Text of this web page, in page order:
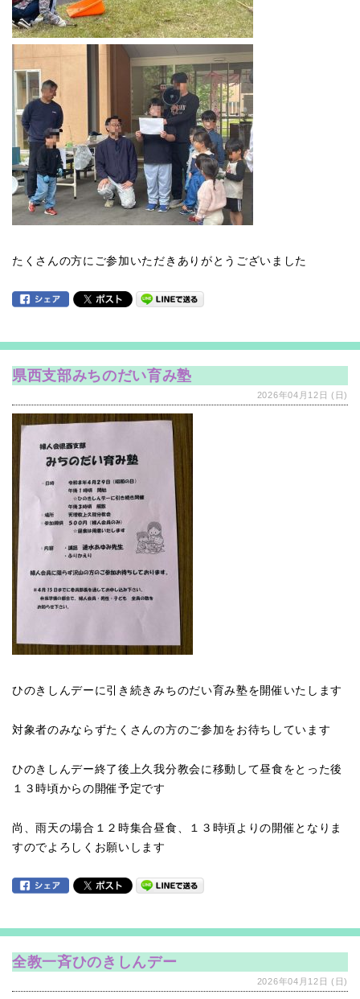
たくさんの方にご参加いただきありがとうございました
県西支部みちのだい育み塾
2026年04月12日 (日)
ひのきしんデーに引き続きみちのだい育み塾を開催いたします
対象者のみならずたくさんの方のご参加をお待ちしています
ひのきしんデー終了後上久我分教会に移動して昼食をとった後
１３時頃からの開催予定です
尚、雨天の場合１２時集合昼食、１３時頃よりの開催となりま
すのでよろしくお願いします
全教一斉ひのきしんデー
2026年04月12日 (日)